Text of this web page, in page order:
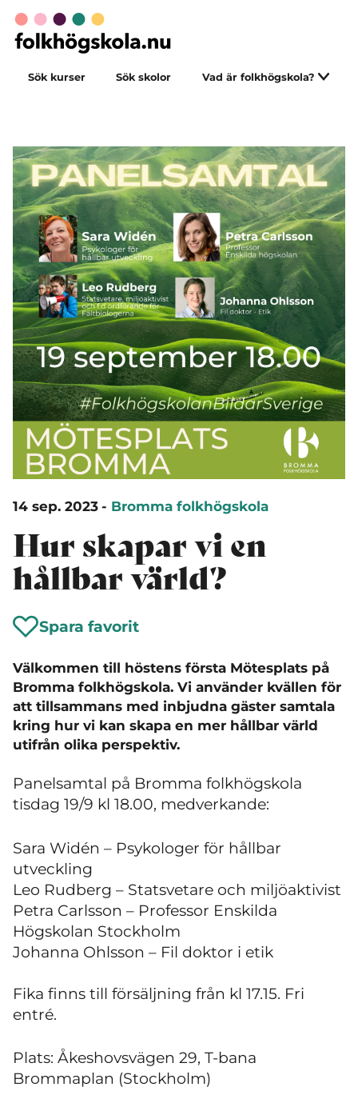
Sök kurser Sök skolor Vad är folkhögskola?
14 sep. 2023 - Bromma folkhögskola
Hur skapar vi en
hållbar värld?
Spara favorit
Välkommen till höstens första Mötesplats på
Bromma folkhögskola. Vi använder kvällen för
att tillsammans med inbjudna gäster samtala
kring hur vi kan skapa en mer hållbar värld
utifrån olika perspektiv.
Panelsamtal på Bromma folkhögskola
tisdag 19/9 kl 18.00, medverkande:
Sara Widén – Psykologer för hållbar
utveckling
Leo Rudberg – Statsvetare och miljöaktivist
Petra Carlsson – Professor Enskilda
Högskolan Stockholm
Johanna Ohlsson – Fil doktor i etik
Fika finns till försäljning från kl 17.15. Fri
entré.
Plats: Åkeshovsvägen 29, T-bana
Brommaplan (Stockholm)